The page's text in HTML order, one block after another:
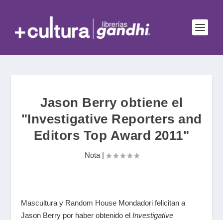
Jason Berry obtiene el
"Investigative Reporters and
Editors Top Award 2011"
Nota|
Mascultura y Random House Mondadori felicitan a
Jason Berry por haber obtenido elInvestigative